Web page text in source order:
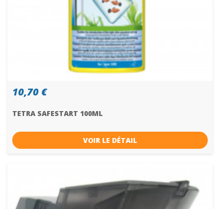
10,70 €
TETRA SAFESTART 100ML
VOIR LE DÉTAIL